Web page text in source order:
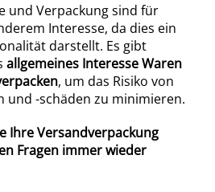
und Verpackung sind für
Interesse, da dies ein
darstellt. Es gibt
allgemeines Interesse Waren
, um das Risiko von
und -schäden zu minimieren.
Ihre Versandverpackung
Fragen immer wieder